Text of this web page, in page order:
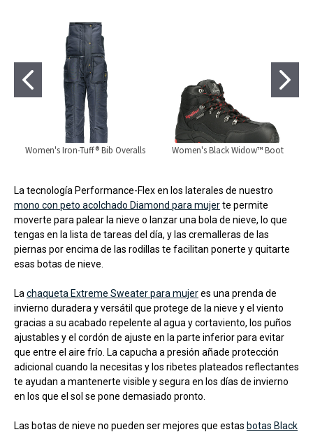
Women's Iron-Tuff® Bib Overalls Women's Black Widow™ Boot
La tecnología Performance-Flex en los laterales de nuestro
mono con peto acolchado Diamond para mujerte permite
moverte para palear la nieve o lanzar una bola de nieve, lo que
tengas en la lista de tareas del día, y las cremalleras de las
piernas por encima de las rodillas te facilitan ponerte y quitarte
esas botas de nieve.
La chaqueta Extreme Sweater para mujeres una prenda de
invierno duradera y versátil que protege de la nieve y el viento
gracias a su acabado repelente al agua y cortaviento, los puños
ajustables y el cordón de ajuste en la parte inferior para evitar
que entre el aire frío. La capucha a presión añade protección
adicional cuando la necesitas y los ribetes plateados reflectantes
te ayudan a mantenerte visible y segura en los días de invierno
en los que el sol se pone demasiado pronto.
Las botas de nieve no pueden ser mejores que estas botas Black